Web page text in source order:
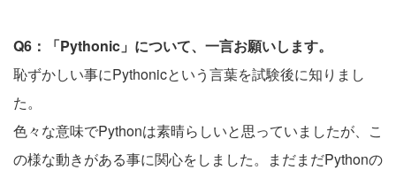
Q6：「Pythonic」について、一言お願いします。
恥ずかしい事にPythonicという言葉を試験後に知りまし
た。
色々な意味でPythonは素晴らしいと思っていましたが、こ
の様な動きがある事に関心をしました。まだまだPythonの